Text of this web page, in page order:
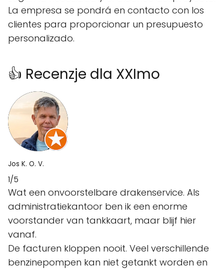
La empresa se pondrá en contacto con los
clientes para proporcionar un presupuesto
personalizado.
👍 Recenzje dla XXImo
Jos K. O. V.
1/5
Wat een onvoorstelbare drakenservice. Als
administratiekantoor ben ik een enorme
voorstander van tankkaart, maar blijf hier
vanaf.
De facturen kloppen nooit. Veel verschillende
benzinepompen kan niet getankt worden en